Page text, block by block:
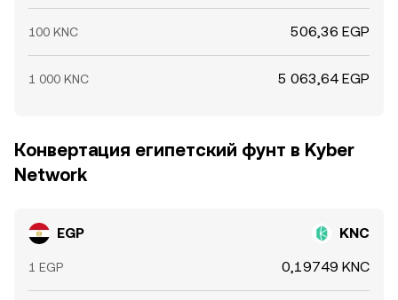
100 KNC 506,36 EGP
1 000 KNC 5 063,64 EGP
Конвертация египетский фунт в Kyber
Network
EGP KNC
1 EGP 0,19749 KNC